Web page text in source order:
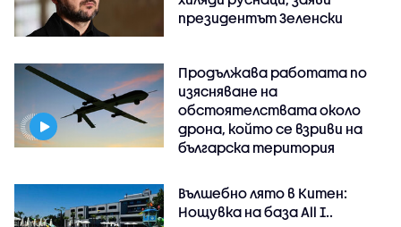
президентът Зеленски
Продължава работата по
изясняване на
обстоятелствата около
дрона, който се взриви на
българска територия
Вълшебно лято в Китен:
Нощувка на база All I..